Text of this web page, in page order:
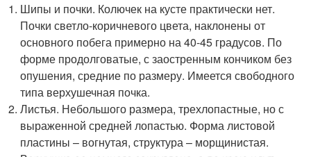
Шипы и почки. Колючек на кусте практически нет.
Почки светло-коричневого цвета, наклонены от
основного побега примерно на 40-45 градусов. По
форме продолговатые, с заостренным кончиком без
опушения, средние по размеру. Имеется свободного
типа верхушечная почка.
Листья. Небольшого размера, трехлопастные, но с
выраженной средней лопастью. Форма листовой
пластины – вогнутая, структура – морщинистая.